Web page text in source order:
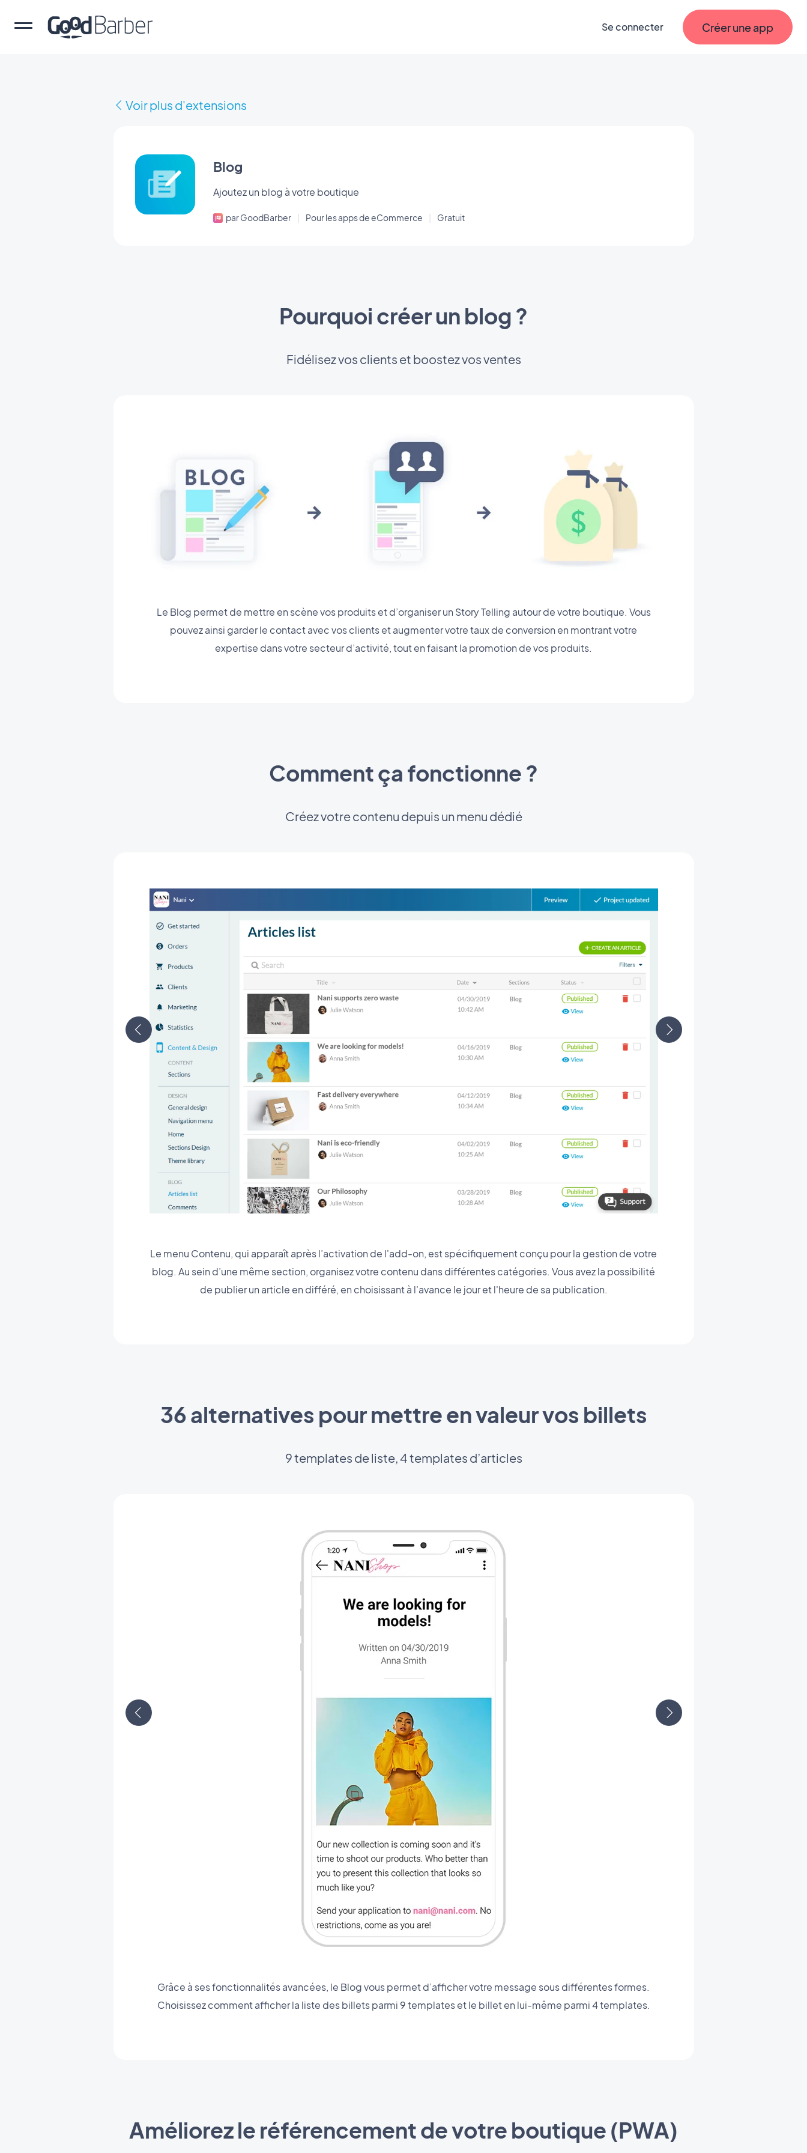
Se connecter Créer une app
Voir plus d'extensions
Blog
Ajoutez un blog à votre boutique
par GoodBarber Pour les apps de eCommerce Gratuit
Pourquoi créer un blog ?
Fidélisez vos clients et boostez vos ventes
Le Blog permet de mettre en scène vos produits et d’organiser un Story Telling autour de votre boutique. Vous
pouvez ainsi garder le contact avec vos clients et augmenter votre taux de conversion en montrant votre
expertise dans votre secteur d’activité, tout en faisant la promotion de vos produits.
Comment ça fonctionne ?
Créez votre contenu depuis un menu dédié
Le menu Contenu, qui apparaît après l’activation de l'add-on, est spécifiquement conçu pour la gestion de votre
blog. Au sein d’une même section, organisez votre contenu dans différentes catégories. Vous avez la possibilité
de publier un article en différé, en choisissant à l'avance le jour et l'heure de sa publication.
36 alternatives pour mettre en valeur vos billets
9 templates de liste, 4 templates d’articles
Grâce à ses fonctionnalités avancées, le Blog vous permet d’afficher votre message sous différentes formes.
Choisissez comment afficher la liste des billets parmi 9 templates et le billet en lui-même parmi 4 templates.
Améliorez le référencement de votre boutique (PWA)